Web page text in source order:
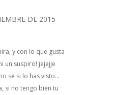
DE 2015
y con lo que gusta
un suspiro! jejejje
se si lo has visto...
si no tengo bien tu